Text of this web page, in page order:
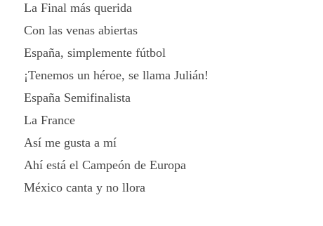
La Final más querida
Con las venas abiertas
España, simplemente fútbol
¡Tenemos un héroe, se llama Julián!
España Semifinalista
La France
Así me gusta a mí
Ahí está el Campeón de Europa
México canta y no llora